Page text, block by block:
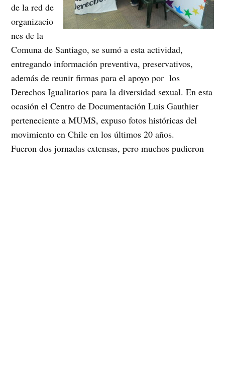
de la red de
organizacio
nes de la
Comuna de Santiago, se sumó a esta actividad,
entregando información preventiva, preservativos,
además de reunir firmas para el apoyo por los
Derechos Igualitarios para la diversidad sexual. En esta
ocasión el Centro de Documentación Luis Gauthier
perteneciente a MUMS, expuso fotos históricas del
movimiento en Chile en los últimos 20 años.
Fueron dos jornadas extensas, pero muchos pudieron